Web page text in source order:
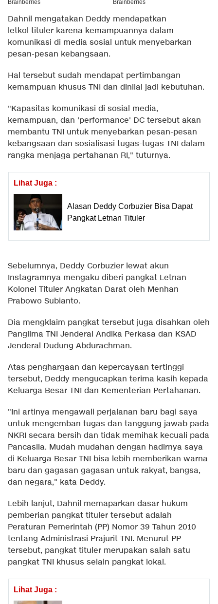
Dahnil mengatakan Deddy mendapatkan
letkol tituler karena kemampuannya dalam
komunikasi di media sosial untuk menyebarkan
pesan-pesan kebangsaan.
Hal tersebut sudah mendapat pertimbangan
kemampuan khusus TNI dan dinilai jadi kebutuhan.
"Kapasitas komunikasi di sosial media,
kemampuan, dan 'performance' DC tersebut akan
membantu TNI untuk menyebarkan pesan-pesan
kebangsaan dan sosialisasi tugas-tugas TNI dalam
rangka menjaga pertahanan RI," tuturnya.
Lihat Juga :
Alasan Deddy Corbuzier Bisa Dapat
Pangkat Letnan Tituler
Sebelumnya, Deddy Corbuzier lewat akun
Instagramnya mengaku diberi pangkat Letnan
Kolonel Tituler Angkatan Darat oleh Menhan
Prabowo Subianto.
Dia mengklaim pangkat tersebut juga disahkan oleh
Panglima TNI Jenderal Andika Perkasa dan KSAD
Jenderal Dudung Abdurachman.
Atas penghargaan dan kepercayaan tertinggi
tersebut, Deddy mengucapkan terima kasih kepada
Keluarga Besar TNI dan Kementerian Pertahanan.
"Ini artinya mengawali perjalanan baru bagi saya
untuk mengemban tugas dan tanggung jawab pada
NKRI secara bersih dan tidak memihak kecuali pada
Pancasila. Mudah mudahan dengan hadirnya saya
di Keluarga Besar TNI bisa lebih memberikan warna
baru dan gagasan gagasan untuk rakyat, bangsa,
dan negara," kata Deddy.
Lebih lanjut, Dahnil memaparkan dasar hukum
pemberian pangkat tituler tersebut adalah
Peraturan Pemerintah (PP) Nomor 39 Tahun 2010
tentang Administrasi Prajurit TNI. Menurut PP
tersebut, pangkat tituler merupakan salah satu
pangkat TNI khusus selain pangkat lokal.
Lihat Juga :